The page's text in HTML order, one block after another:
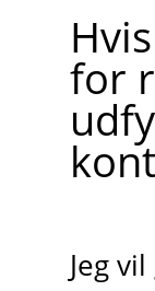
for
Jeg